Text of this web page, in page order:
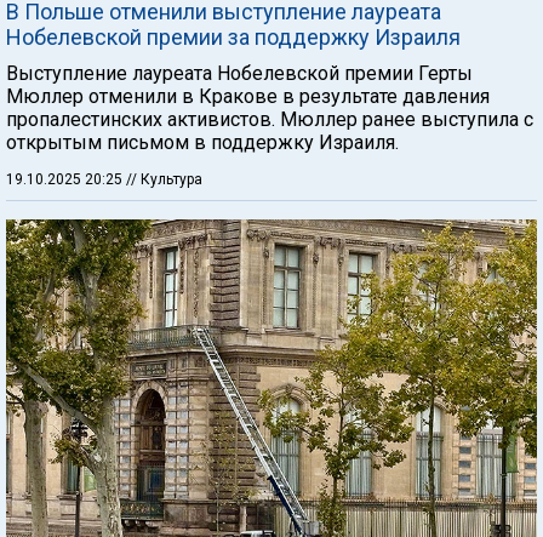
В Польше отменили выступление лауреата
Нобелевской премии за поддержку Израиля
Выступление лауреата Нобелевской премии Герты
Мюллер отменили в Кракове в результате давления
пропалестинских активистов. Мюллер ранее выступила с
открытым письмом в поддержку Израиля.
19.10.2025 20:25 // Культура